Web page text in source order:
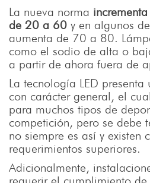
La nueva norma
de 20 a 60 y en algunos
aumenta de 70 a 80.
como el sodio de alta o
a partir de ahora fuera de
La tecnología LED
con carácter general, el
para muchos tipos de
competición, pero se debe
no siempre es así y existen
requerimientos superiores.
Adicionalmente,